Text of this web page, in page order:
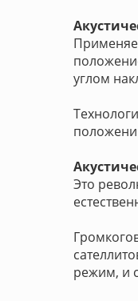
углом
Это
режим, и